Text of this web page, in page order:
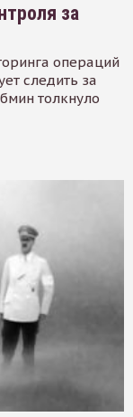
за
операций
следить за
толкнуло